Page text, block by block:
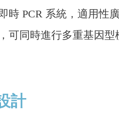
時 PCR 系統，適用性廣
可同時進行多重基因型
計